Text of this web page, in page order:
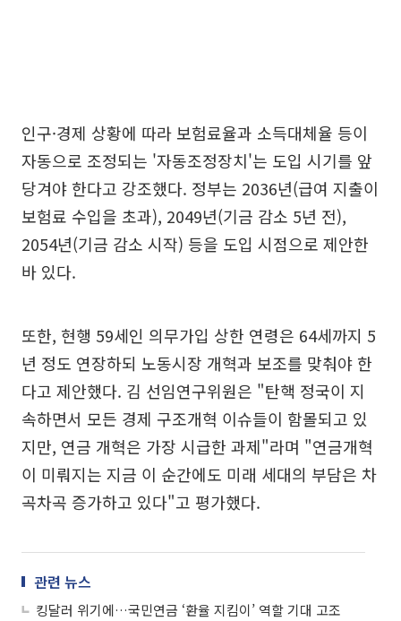
인구·경제 상황에 따라 보험료율과 소득대체율 등이
자동으로 조정되는 '자동조정장치'는 도입 시기를 앞
당겨야 한다고 강조했다. 정부는 2036년(급여 지출이
보험료 수입을 초과), 2049년(기금 감소 5년 전),
2054년(기금 감소 시작) 등을 도입 시점으로 제안한
바 있다.
또한, 현행 59세인 의무가입 상한 연령은 64세까지 5
년 정도 연장하되 노동시장 개혁과 보조를 맞춰야 한
다고 제안했다. 김 선임연구위원은 "탄핵 정국이 지
속하면서 모든 경제 구조개혁 이슈들이 함몰되고 있
지만, 연금 개혁은 가장 시급한 과제"라며 "연금개혁
이 미뤄지는 지금 이 순간에도 미래 세대의 부담은 차
곡차곡 증가하고 있다"고 평가했다.
관련 뉴스
킹달러 위기에…국민연금 ‘환율 지킴이’ 역할 기대 고조